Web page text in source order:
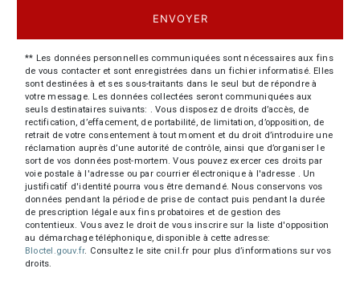
ENVOYER
** Les données personnelles communiquées sont nécessaires aux fins
de vous contacter et sont enregistrées dans un fichier informatisé. Elles
sont destinées à et ses sous-traitants dans le seul but de répondre à
votre message. Les données collectées seront communiquées aux
seuls destinataires suivants: . Vous disposez de droits d’accès, de
rectification, d’effacement, de portabilité, de limitation, d’opposition, de
retrait de votre consentement à tout moment et du droit d’introduire une
réclamation auprès d’une autorité de contrôle, ainsi que d’organiser le
sort de vos données post-mortem. Vous pouvez exercer ces droits par
voie postale à l'adresse ou par courrier électronique à l'adresse . Un
justificatif d'identité pourra vous être demandé. Nous conservons vos
données pendant la période de prise de contact puis pendant la durée
de prescription légale aux fins probatoires et de gestion des
contentieux. Vous avez le droit de vous inscrire sur la liste d'opposition
au démarchage téléphonique, disponible à cette adresse:
Bloctel.gouv.fr. Consultez le site cnil.fr pour plus d’informations sur vos
droits.